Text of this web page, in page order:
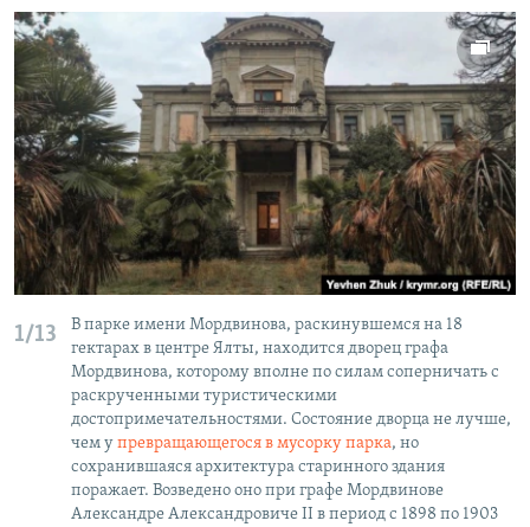
1/13
В парке имени Мордвинова, раскинувшемся на 18
гектарах в центре Ялты, находится дворец графа
Мордвинова, которому вполне по силам соперничать с
раскрученными туристическими
достопримечательностями. Состояние дворца не лучше,
чем у превращающегося в мусорку парка, но
сохранившаяся архитектура старинного здания
поражает. Возведено оно при графе Мордвинове
Александре Александровиче II в период с 1898 по 1903